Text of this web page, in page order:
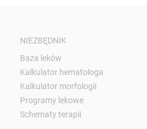
NIEZBĘDNIK
Baza leków
Kalkulator hematologa
Kalkulator morfologii
Programy lekowe
Schematy terapii